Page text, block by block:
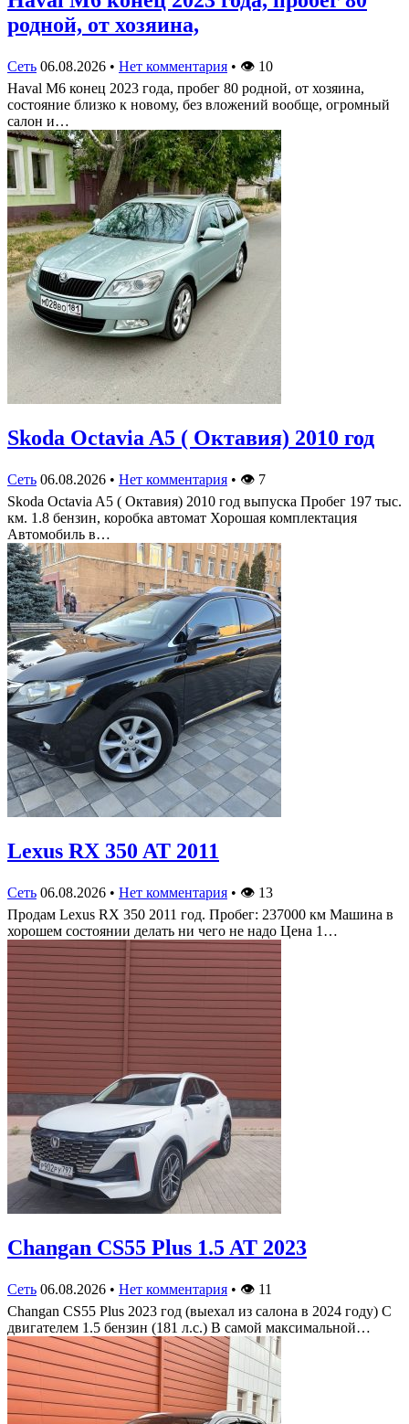
родной, от хозяина,
Сеть 06.08.2026 • Нет комментария • 👁 10
Haval M6 конец 2023 года, пробег 80 родной, от хозяина,
состояние близко к новому, без вложений вообще, огромный
салон и…
Skoda Octavia A5 ( Октавия) 2010 год
Сеть 06.08.2026 • Нет комментария • 👁 7
Skoda Octavia A5 ( Октавия) 2010 год выпуска Пробег 197 тыс.
км. 1.8 бензин, коробка автомат Хорошая комплектация
Автомобиль в…
Lexus RX 350 AT 2011
Сеть 06.08.2026 • Нет комментария • 👁 13
Продам Lexus RX 350 2011 год. Пробег: 237000 км Машина в
хорошем состоянии делать ни чего не надо Цена 1…
Changan CS55 Plus 1.5 AT 2023
Сеть 06.08.2026 • Нет комментария • 👁 11
Changan CS55 Plus 2023 год (выехал из салона в 2024 году) С
двигателем 1.5 бензин (181 л.с.) В самой максимальной…